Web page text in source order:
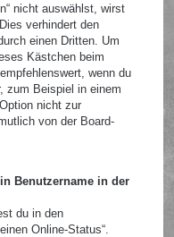
nicht auswählst, wirst
verhindert den
einen Dritten. Um
Kästchen beim
wenn du
zum Beispiel in einem
nicht zur
von der Board-
Benutzername in der
du in den
Online-Status“.